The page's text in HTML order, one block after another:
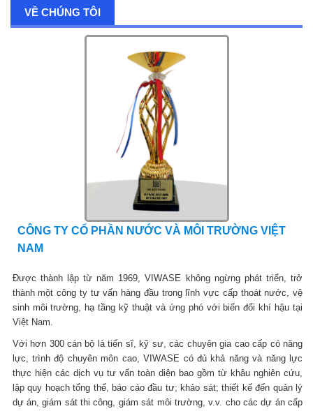
VỀ CHÚNG TÔI
CÔNG TY CỔ PHẦN NƯỚC VÀ MÔI TRƯỜNG VIỆT
NAM
Được thành lập từ năm 1969, VIWASE không ngừng phát triển, trở
thành một công ty tư vấn hàng đầu trong lĩnh vực cấp thoát nước, vệ
sinh môi trường, hạ tầng kỹ thuật và ứng phó với biến đổi khí hậu tại
Việt Nam.
Với hơn 300 cán bộ là tiến sĩ, kỹ sư, các chuyên gia cao cấp có năng
lực, trình độ chuyên môn cao, VIWASE có đủ khả năng và năng lực
thực hiện các dịch vụ tư vấn toàn diện bao gồm từ khâu nghiên cứu,
lập quy hoạch tổng thể, báo cáo đầu tư; khảo sát; thiết kế đến quản lý
dự án, giám sát thi công, giám sát môi trường, v.v. cho các dự án cấp